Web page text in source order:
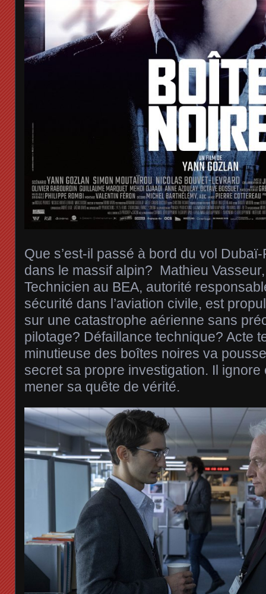
Que s’est-il passé à bord du vol
dans le massif alpin? Mathieu
Technicien au BEA, autorité
sécurité dans l’aviation civile, est
sur une catastrophe aérienne sans
pilotage? Défaillance technique? Acte
minutieuse des boîtes noires va
secret sa propre investigation. Il ignore
mener sa quête de vérité.